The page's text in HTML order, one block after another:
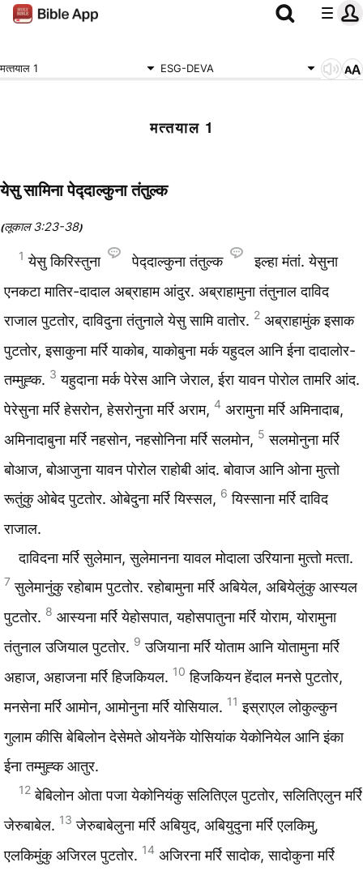
मत्‍तयाल 1 ESG-DEVA
मत्‍तयाल 1
येसु सामिना पेद्‍दाल्कुना तंतुल्क
(लूकाल 3:23-38)
1 येसु किरिस्‍तुना पेद्‍दाल्कुना तंतुल्क
इल्‍हा मंतां. येसुना
एनकटा मातिर-दादाल अब्राहाम आंदुर. अब्राहामुना तंतुनाल दाविद
राजाल पुटतोर, दाविदुना तंतुनाले येसु सामि वातोर. 2 अब्राहामुंक इसाक
पुटतोर, इसाकुना मर्रि याकोब, याकोबुना मर्क यहुदल आनि ईना दादालोर-
तम्मुह्‍क. 3 यहुदाना मर्क पेरेस आनि जेराल, ईरा यावन पोरोल तामरि आंद.
पेरेसुना मर्रि हेसरोन, हेसरोनुना मर्रि अराम, 4 अरामुना मर्रि अमिनादाब,
अमिनादाबुना मर्रि नहसोन, नहसोनिना मर्रि सलमोन, 5 सलमोनुना मर्रि
बोआज, बोआजुना यावन पोरोल राहोबी आंद. बोवाज आनि ओना मुत्‍तो
रूतुंकु ओबेद पुटतोर. ओबेदुना मर्रि यिस्‍सल, 6 यिस्‍साना मर्रि दाविद
राजाल.
दाविदना मर्रि सुलेमान, सुलेमानना यावल मोदाला उरियाना मुत्‍तो मत्‍ता.
7 सुलेमानुंकु रहोबाम पुटतोर. रहोबामुना मर्रि अबियेल, अबियेलुंकु आस्यल
पुटतोर. 8 आस्यना मर्रि येहोसपात, यहोसपातुना मर्रि योराम, योरामुना
तंतुनाल उजियाल पुटतोर. 9 उजियाना मर्रि योताम आनि योतामुना मर्रि
अहाज, अहाजना मर्रि हिजकियल. 10 हिजकियन हेंदाल मनसे पुटतोर,
मनसेना मर्रि आमोन, आमोनुना मर्रि योसियाल. 11 इस्राएल लोकुल्‍कुन
गुलाम कीसि बेबिलोन देसेमते ओयनेंके योसियांक येकोनियेल आनि इंका
ईना तम्मुह्‍क आतुर.
12 बेबिलोन ओता पजा येकोनियंकु सलितिएल पुटतोर, सलितिएलुन मर्रि
जेरुबाबेल. 13 जेरुबाबेलुना मर्रि अबियुद, अबियुदुना मर्रि एलकिमु,
एलकिमुंकु अजिरल पुटतोर. 14 अजिरना मर्रि सादोक, सादोकुना मर्रि